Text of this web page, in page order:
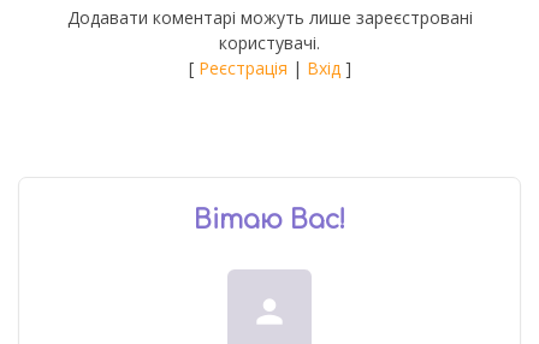
Додавати коментарі можуть лише зареєстровані
користувачі.
[ Реєстрація | Вхід]
Вітаю Вас!
person